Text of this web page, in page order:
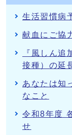
生活習慣病
献血にご協
『風しん
接種）の延
あなたは知
なこと
令和8年度
せ